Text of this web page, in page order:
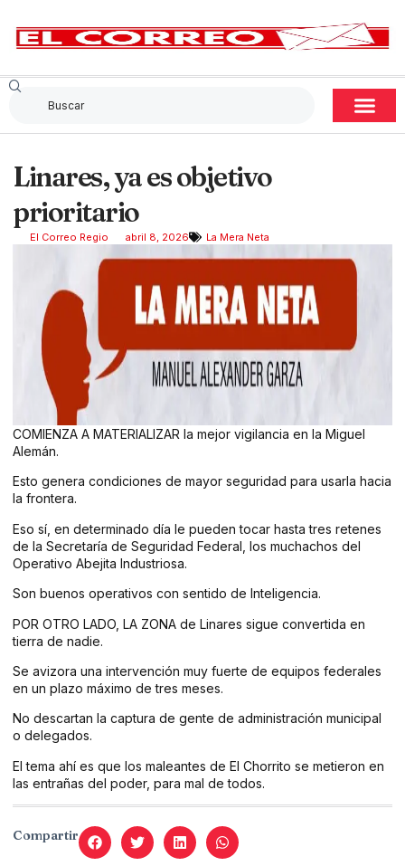
Linares, ya es objetivo
prioritario
El Correo Regio abril 8, 2026 La Mera Neta
COMIENZA A MATERIALIZAR la mejor vigilancia en la Miguel
Alemán.
Esto genera condiciones de mayor seguridad para usarla hacia
la frontera.
Eso sí, en determinado día le pueden tocar hasta tres retenes
de la Secretaría de Seguridad Federal, los muchachos del
Operativo Abejita Industriosa.
Son buenos operativos con sentido de Inteligencia.
POR OTRO LADO, LA ZONA de Linares sigue convertida en
tierra de nadie.
Se avizora una intervención muy fuerte de equipos federales
en un plazo máximo de tres meses.
No descartan la captura de gente de administración municipal
o delegados.
El tema ahí es que los maleantes de El Chorrito se metieron en
las entrañas del poder, para mal de todos.
Compartir